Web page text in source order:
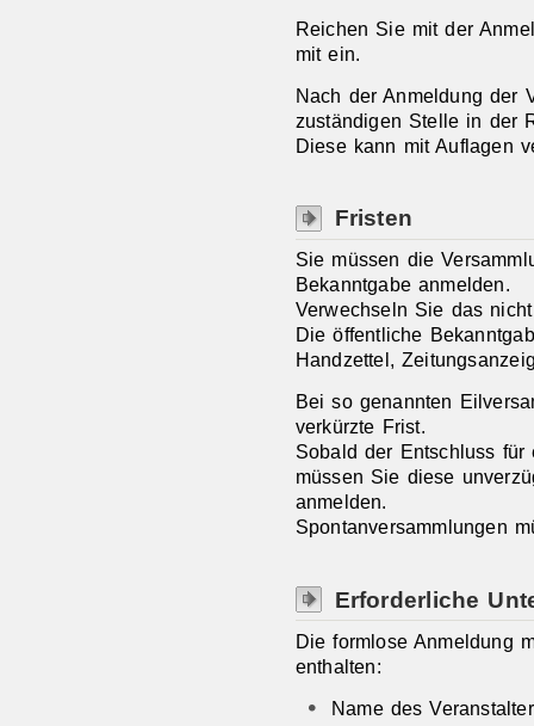
Reichen Sie mit der
mit ein.
Nach der Anmeldung der
zuständigen Stelle in der
Diese kann mit Auflagen
Fristen
Sie müssen die
Bekanntgabe anmelden.
Verwechseln Sie das
Die öffentliche
Handzettel,
Bei so genannten
verkürzte Frist.
Sobald der Entschluss für
müssen Sie diese
anmelden.
Spontanversammlungen
Erforderliche
Die formlose Anmeldung
enthalten:
Name des